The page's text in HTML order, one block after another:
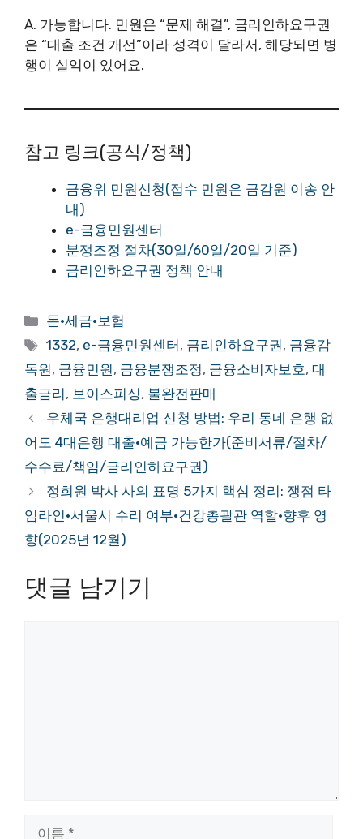
A. 가능합니다. 민원은 “문제 해결”, 금리인하요구권
은 “대출 조건 개선”이라 성격이 달라서, 해당되면 병
행이 실익이 있어요.
참고 링크(공식/정책)
금융위 민원신청(접수 민원은 금감원 이송 안
내)
e-금융민원센터
분쟁조정 절차(30일/60일/20일 기준)
금리인하요구권 정책 안내
카
테
리
돈·세금·보험
태
그
1332, e-금융민원센터 , 금리인하요구권, 금융감
독원, 금융민원, 금융분쟁조정, 금융소비자보호, 대
출금리 , 보이스피싱, 불완전판매
우체국 은행대리업 신청 방법: 우리 동네 은행 없
어도 4대은행 대출·예금 가능한가(준비서류/절차/
수수료/책임/금리인하요구권)
정희원 박사 사의 표명 5가지 핵심 정리: 쟁점 타
임라인·서울시 수리 여부·건강총괄관 역할·향후 영
향(2025년 12월)
댓글 남기기